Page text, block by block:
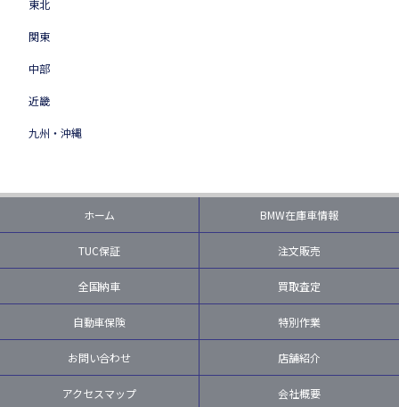
東北
関東
中部
近畿
九州・沖縄
ホーム BMW在庫車情報
TUC保証 注文販売
全国納車 買取査定
自動車保険 特別作業
お問い合わせ 店舗紹介
アクセスマップ 会社概要